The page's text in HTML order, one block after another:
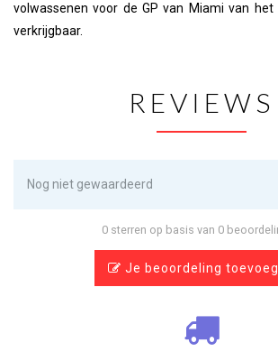
volwassenen voor de GP van Miami van
verkrijgbaar.
REVIEWS
Nog niet gewaardeerd
0 sterren op basis van 0
Je beoordeling